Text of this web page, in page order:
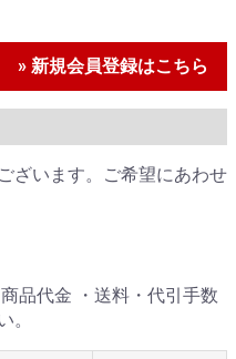
» 新規会員登録はこちら
ざいます。ご希望にあわせ
品代金 ・送料・代引手数
。